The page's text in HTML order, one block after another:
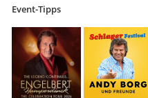
Event-Tipps